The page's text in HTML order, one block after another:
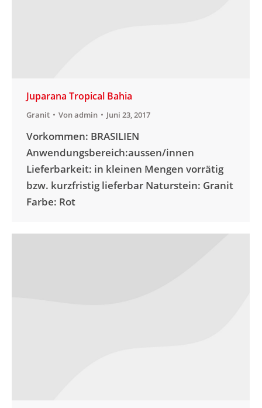
Juparana Tropical Bahia
Granit Vonadmin Juni 23, 2017
Vorkommen: BRASILIEN
Anwendungsbereich:aussen/innen
Lieferbarkeit: in kleinen Mengen vorrätig
bzw. kurzfristig lieferbar Naturstein: Granit
Farbe: Rot